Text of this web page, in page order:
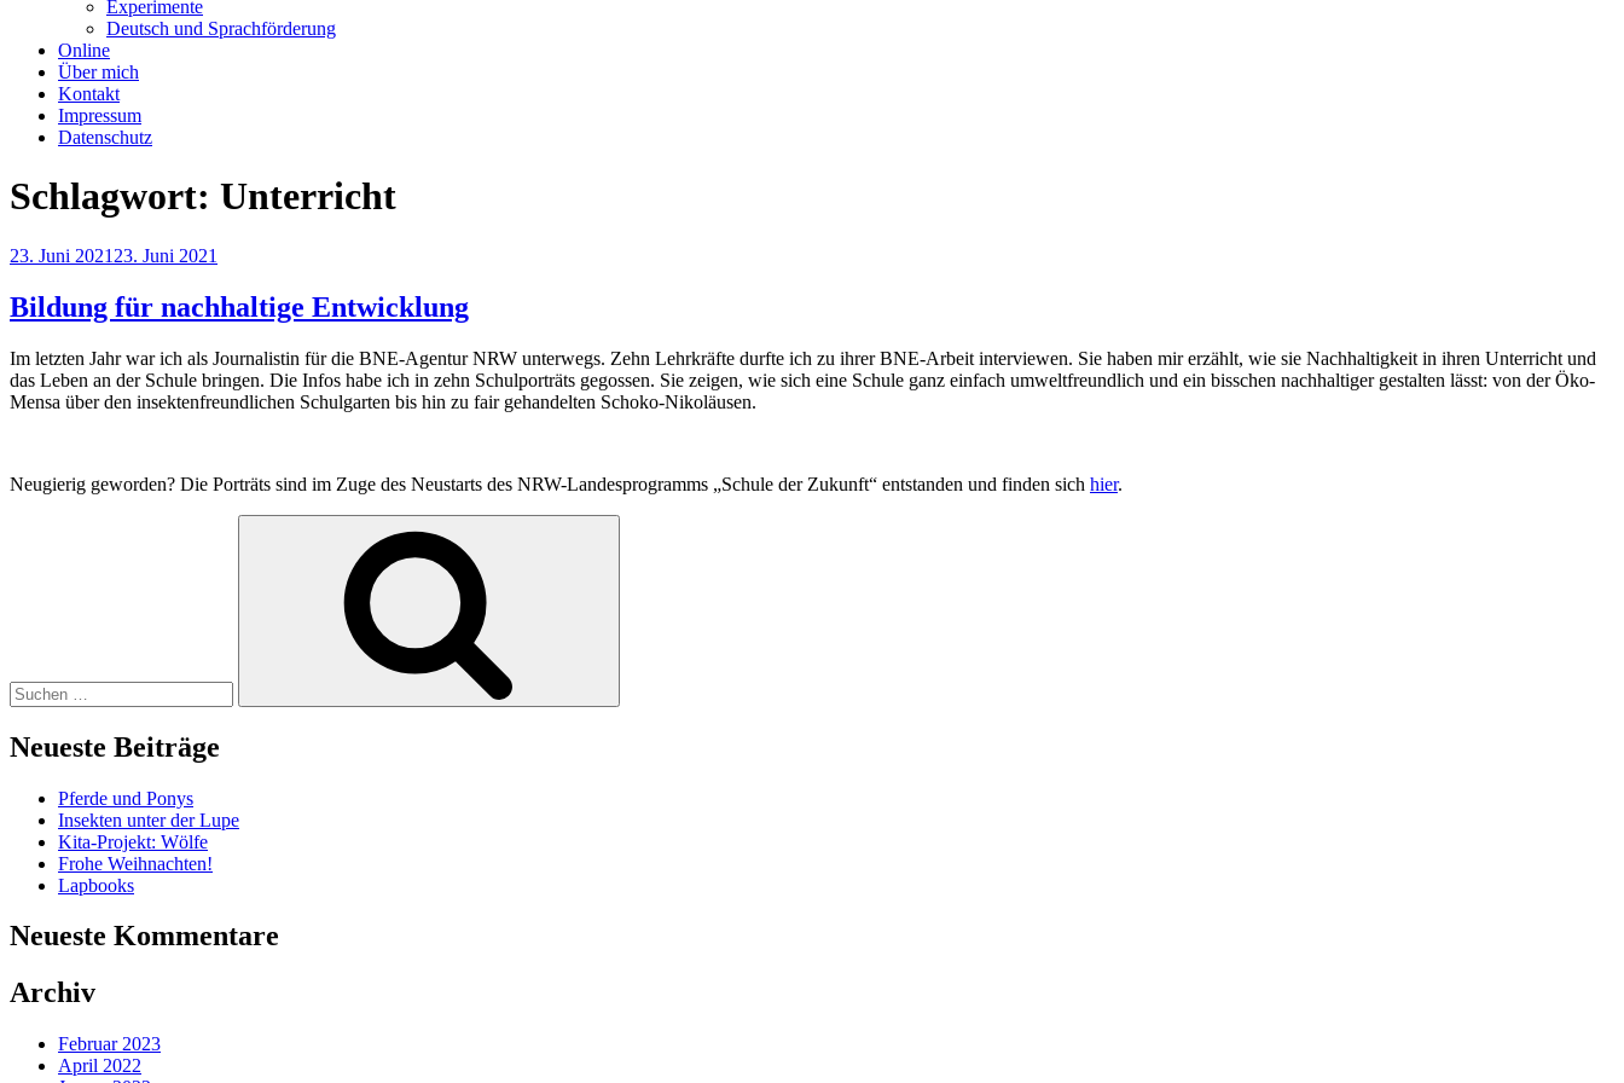
Experimente
Deutsch und Sprachförderung
Online
Über mich
Kontakt
Impressum
Datenschutz
Schlagwort: Unterricht
Veröffentlicht
23. Juni 2021 23. Juni 2021
Bildung für nachhaltige Entwicklung
Im letzten Jahr war ich als Journalistin für die BNE-Agentur NRW unterwegs. Zehn Lehrkräfte durfte ich zu ihrer BNE-Arbeit interviewen. Sie haben mir erzählt, wie sie Nachhaltigkeit in ihren Unterricht und
das Leben an der Schule bringen. Die Infos habe ich in zehn Schulporträts gegossen. Sie zeigen, wie sich eine Schule ganz einfach umweltfreundlich und ein bisschen nachhaltiger gestalten lässt: von der Öko-
Mensa über den insektenfreundlichen Schulgarten bis hin zu fair gehandelten Schoko-Nikoläusen.
Neugierig geworden? Die Porträts sind im Zuge des Neustarts des NRW-Landesprogramms „Schule der Zukunft“ entstanden und finden sich hier.
Neueste Beiträge
Pferde und Ponys
Insekten unter der Lupe
Kita-Projekt: Wölfe
Frohe Weihnachten!
Lapbooks
Neueste Kommentare
Archiv
Februar 2023
April 2022